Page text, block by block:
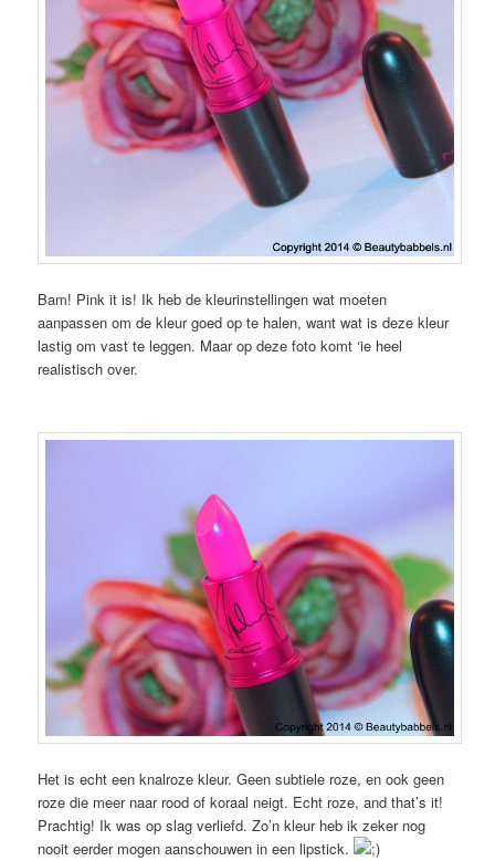
Bam! Pink it is! Ik heb de kleurinstellingen wat moeten
aanpassen om de kleur goed op te halen, want wat is deze kleur
lastig om vast te leggen. Maar op deze foto komt ‘ie heel
realistisch over.
Het is echt een knalroze kleur. Geen subtiele roze, en ook geen
roze die meer naar rood of koraal neigt. Echt roze, and that’s it!
Prachtig! Ik was op slag verliefd. Zo’n kleur heb ik zeker nog
nooit eerder mogen aanschouwen in een lipstick.